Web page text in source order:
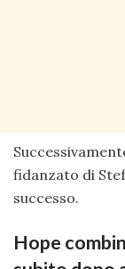
fidanzato di
successo.
Hope